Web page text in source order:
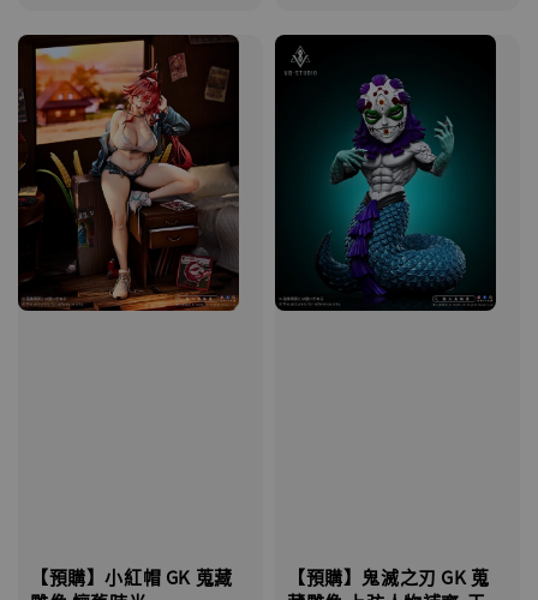
【預購】小紅帽 GK 蒐藏
【預購】鬼滅之刃 GK 蒐